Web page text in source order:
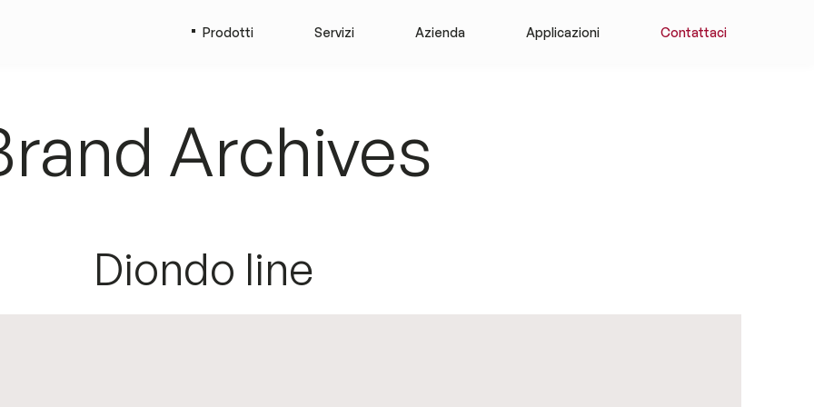
Prodotti Servizi Azienda Applicazioni Contattaci
Archives
Diondo line